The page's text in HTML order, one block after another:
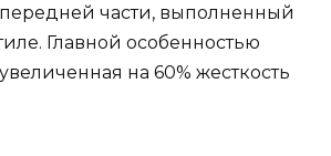
части, выполненный
Главной особенностью
на 60% жесткость